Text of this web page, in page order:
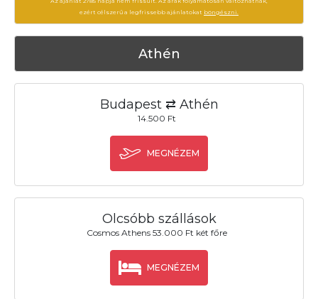
ezért célszerű a legfrissebb ajánlatokat böngészni.
Athén
Budapest ⇄ Athén
14.500 Ft
MEGNÉZEM
Olcsóbb szállások
Cosmos Athens 53.000 Ft két főre
MEGNÉZEM